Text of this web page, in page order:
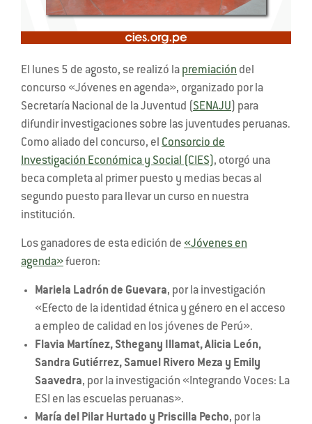
El lunes 5 de agosto, se realizó la premiación del
concurso «Jóvenes en agenda», organizado por la
Secretaría Nacional de la Juventud ( SENAJU ) para
difundir investigaciones sobre las juventudes peruanas.
Como aliado del concurso, el Consorcio de
Investigación Económica y Social (CIES) , otorgó una
beca completa al primer puesto y medias becas al
segundo puesto para llevar un curso en nuestra
institución.
Los ganadores de esta edición de «Jóvenes en
agenda»fueron:
Mariela Ladrón de Guevara, por la investigación
«Efecto de la identidad étnica y género en el acceso
a empleo de calidad en los jóvenes de Perú».
Flavia Martínez, Sthegany Illamat, Alicia León,
Sandra Gutiérrez, Samuel Rivero Meza y Emily
Saavedra, por la investigación «Integrando Voces: La
ESI en las escuelas peruanas».
María del Pilar Hurtado y Priscilla Pecho, por la